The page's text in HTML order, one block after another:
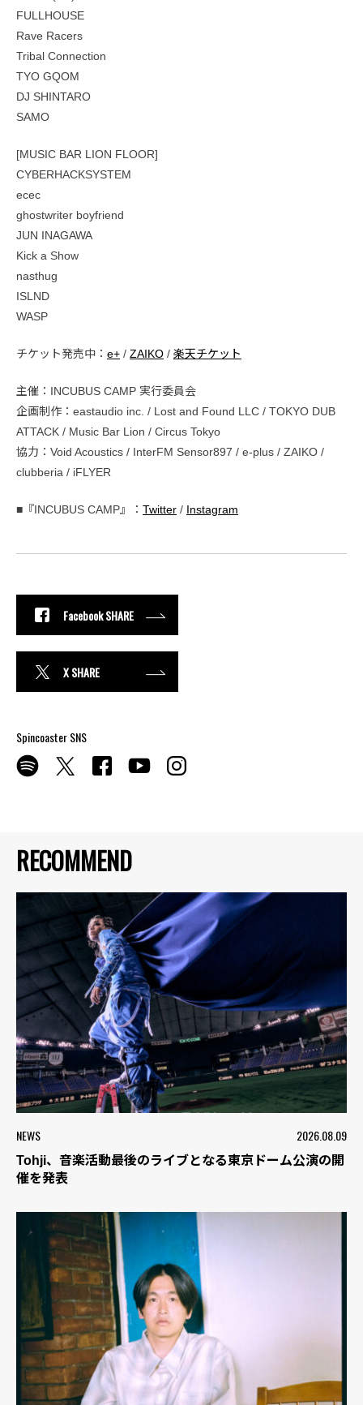
RECOMMEND
NEWS 2026.08.09
Tohji、音楽活動最後のライブとなる東京ドーム公演の開
催を発表
FULLHOUSE
Rave Racers
Tribal Connection
TYO GQOM
DJ SHINTARO
SAMO
[MUSIC BAR LION FLOOR]
CYBERHACKSYSTEM
ecec
ghostwriter boyfriend
JUN INAGAWA
Kick a Show
nasthug
ISLND
WASP
チケット発売中： e+ / ZAIKO / 楽天チケット
主催：INCUBUS CAMP 実行委員会
企画制作：eastaudio inc. / Lost and Found LLC / TOKYO DUB
ATTACK / Music Bar Lion / Circus Tokyo
協力：Void Acoustics / InterFM Sensor897 / e-plus / ZAIKO /
clubberia / iFLYER
■『INCUBUS CAMP』： Twitter / Instagram
Facebook SHARE
X SHARE
Spincoaster SNS